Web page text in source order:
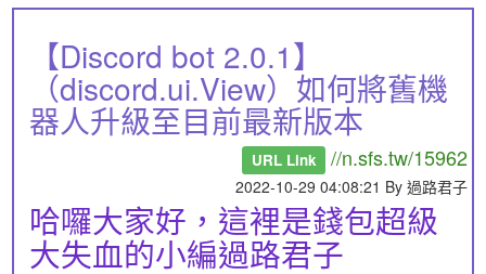
【Discord bot 2.0.1】
（discord.ui.View）如何將舊機
器人升級至目前最新版本
URL Link //n.sfs.tw/15962
2022-10-29 04:08:21 By 過路君子
哈囉大家好，這裡是錢包超級
大失血的小編過路君子